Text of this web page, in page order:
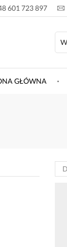
601 723 897
GŁÓWNA